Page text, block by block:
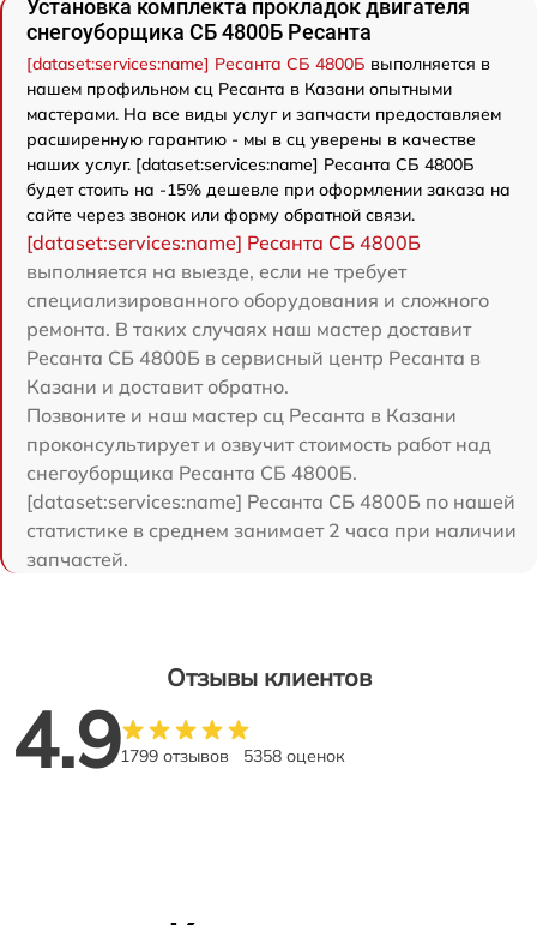
Установка комплекта прокладок двигателя
снегоуборщика СБ 4800Б Ресанта
[dataset:services:name] Ресанта СБ 4800Б выполняется в
нашем профильном сц Ресанта в Казани опытными
мастерами. На все виды услуг и запчасти предоставляем
расширенную гарантию - мы в сц уверены в качестве
наших услуг. [dataset:services:name] Ресанта СБ 4800Б
будет стоить на -15% дешевле при оформлении заказа на
сайте через звонок или форму обратной связи.
[dataset:services:name] Ресанта СБ 4800Б
выполняется на выезде, если не требует
специализированного оборудования и сложного
ремонта. В таких случаях наш мастер доставит
Ресанта СБ 4800Б в сервисный центр Ресанта в
Казани и доставит обратно.
Позвоните и наш мастер сц Ресанта в Казани
проконсультирует и озвучит стоимость работ над
снегоуборщика Ресанта СБ 4800Б.
[dataset:services:name] Ресанта СБ 4800Б по нашей
статистике в среднем занимает 2 часа при наличии
запчастей.
Отзывы клиентов
4.91799 отзывов 5358 оценок